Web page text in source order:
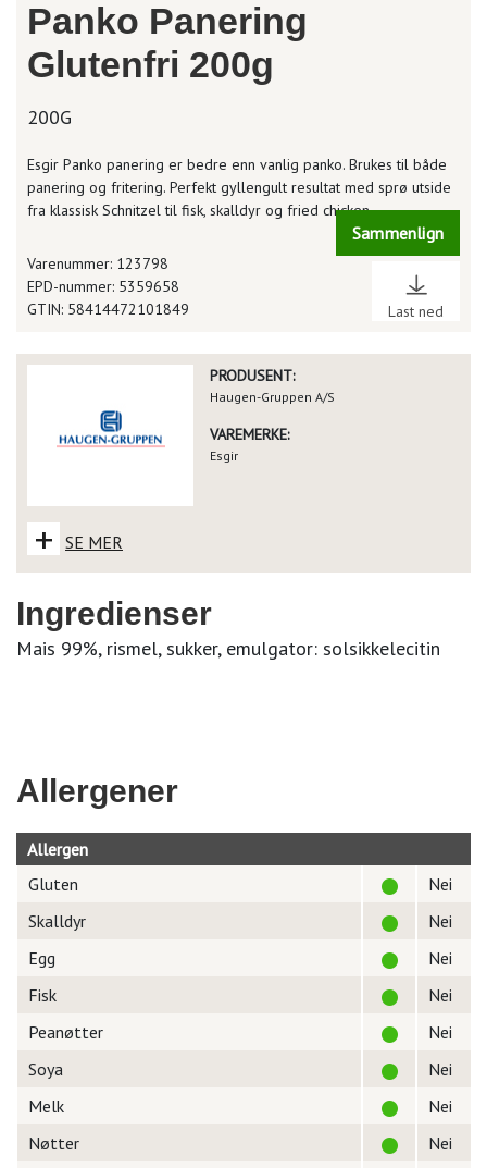
Panko Panering
Glutenfri 200g
200G
Esgir Panko panering er bedre enn vanlig panko. Brukes til både
panering og fritering. Perfekt gyllengult resultat med sprø utside
fra klassisk Schnitzel til fisk, skalldyr og fried chicken.
Sammenlign
Last ned
Varenummer: 123798
EPD-nummer: 5359658
GTIN: 58414472101849
PRODUSENT:
Haugen-Gruppen A/S
VAREMERKE:
Esgir
+ SE MER
Ingredienser
Mais 99%, rismel, sukker, emulgator: solsikkelecitin
Allergener
Allergen
Gluten
Nei
Skalldyr
Nei
Egg
Nei
Fisk
Nei
Peanøtter
Nei
Soya
Nei
Melk
Nei
Nøtter
Nei